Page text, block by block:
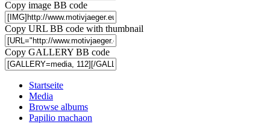
Copy image BB code
Copy URL BB code with thumbnail
Copy GALLERY BB code
Startseite
Media
Browse albums
Papilio machaon